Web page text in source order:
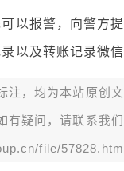
以报警，向警方
以及转账记录微
注，均为本站原创
有疑问，请联系我们
file/